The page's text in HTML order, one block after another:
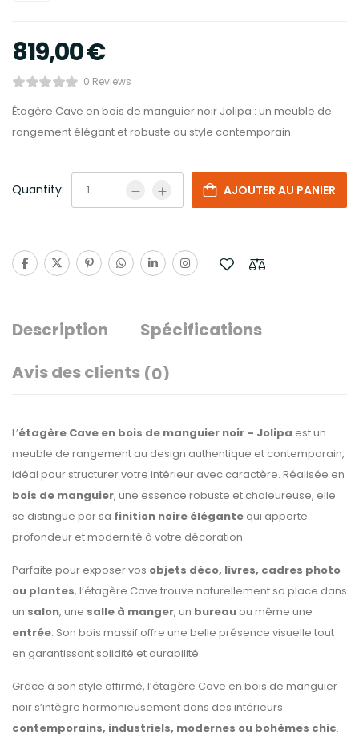
819,00€
0 Reviews
Étagère Cave en bois de manguier noir Jolipa : un meuble de
rangement élégant et robuste au style contemporain.
Quantity: AJOUTER AU PANIER
Description
Spécifications
Avis des clients (0)
L’étagère Cave en bois de manguier noir – Jolipa est un
meuble de rangement au design authentique et contemporain,
idéal pour structurer votre intérieur avec caractère. Réalisée en
bois de manguier, une essence robuste et chaleureuse, elle
se distingue par sa finition noire élégante qui apporte
profondeur et modernité à votre décoration.
Parfaite pour exposer vos objets déco, livres, cadres photo
ou plantes, l’étagère Cave trouve naturellement sa place dans
un salon, une salle à manger, un bureau ou même une
entrée. Son bois massif offre une belle présence visuelle tout
en garantissant solidité et durabilité.
Grâce à son style affirmé, l’étagère Cave en bois de manguier
noir s’intègre harmonieusement dans des intérieurs
contemporains, industriels, modernes ou bohèmes chic.